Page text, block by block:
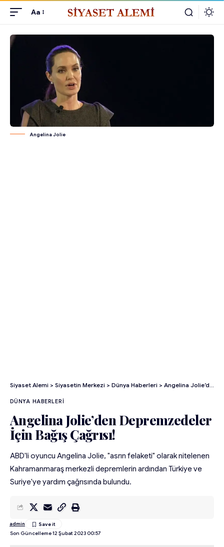
Aa
Angelina Jolie
Siyaset Alemi > Siyasetin Merkezi > Dünya Haberleri > Angelina Jolie’den Depremzedeler İçin Bağış Çağrısı!
DÜNYA HABERLERI
Angelina Jolie’den Depremzedeler
İçin Bağış Çağrısı!
ABD'li oyuncu Angelina Jolie, "asrın felaketi" olarak nitelenen
Kahramanmaraş merkezli depremlerin ardından Türkiye ve
Suriye'ye yardım çağrısında bulundu.
Son Güncelleme 12 Şubat 2023 00:57
admin